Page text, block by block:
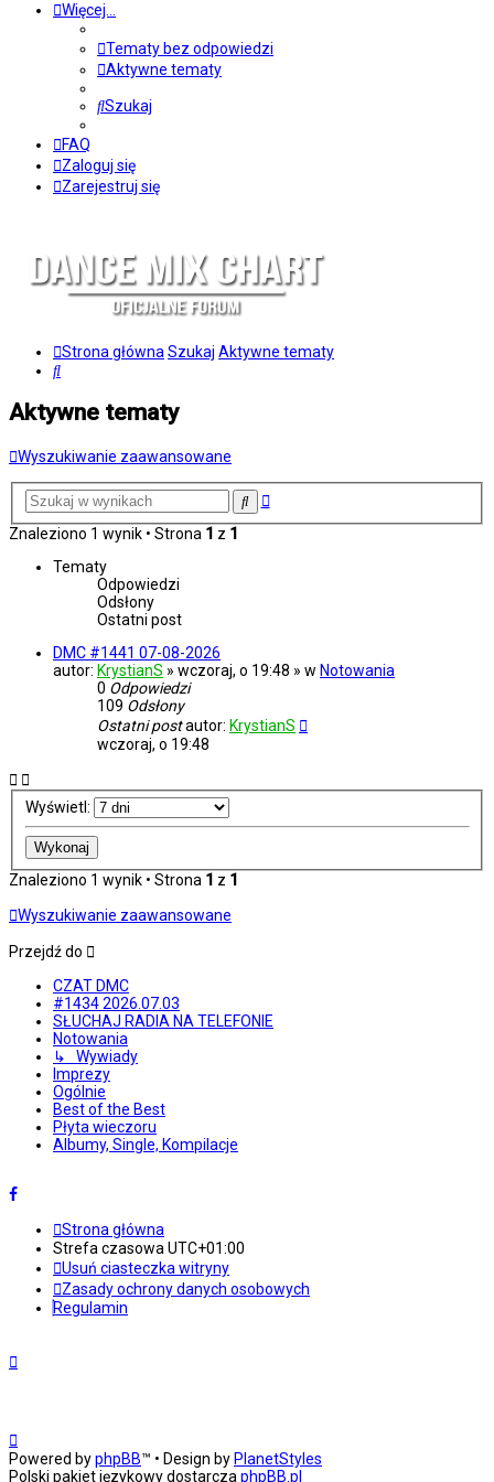
Więcej…
Tematy bez odpowiedzi
Aktywne tematy
Szukaj
FAQ
Zaloguj się
Zarejestruj się
Strona główna Szukaj Aktywne tematy
Szukaj
Aktywne tematy
Wyszukiwanie zaawansowane
SzukajWyszukiwanie
Znaleziono 1 wynik • Strona 1 z 1
Tematy
Odpowiedzi
Odsłony
Ostatni post
DMC #1441 07-08-2026
autor: KrystianS » wczoraj, o 19:48 » w Notowania
0 Odpowiedzi
109 Odsłony
Ostatni postautor: KrystianS
wczoraj, o 19:48
Wyświetl:
Znaleziono 1 wynik • Strona 1 z 1
Wyszukiwanie zaawansowane
Przejdź do
CZAT DMC
#1434 2026.07.03
SŁUCHAJ RADIA NA TELEFONIE
Notowania
↳ Wywiady
Imprezy
Ogólnie
Best of the Best
Płyta wieczoru
Albumy, Single, Kompilacje
Strona główna
Strefa czasowa UTC+01:00
Usuń ciasteczka witryny
Zasady ochrony danych osobowych
Regulamin
Powered byphpBB™ • Design by PlanetStyles
Polski pakiet językowy dostarcza phpBB.pl